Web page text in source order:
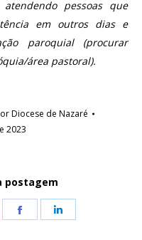
pessoas que
em outros dias e
paroquial (procurar
área pastoral).
Diocese de Nazaré
2023
postagem
Share